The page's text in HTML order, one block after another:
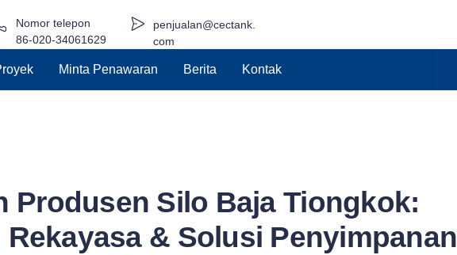
penjualan@cectank.
com
Nomor telepon
86-020-34061629
Minta Penawaran Berita Kontak
Produsen Silo Baja Tiongkok:
& Solusi Penyimpanan